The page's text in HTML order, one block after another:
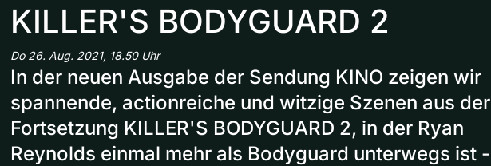
KILLER'S BODYGUARD 2
Do 26. Aug. 2021, 18.50 Uhr
In der neuen Ausgabe der Sendung KINO zeigen wir
spannende, actionreiche und witzige Szenen aus der
Fortsetzung KILLER'S BODYGUARD 2, in der Ryan
Reynolds einmal mehr als Bodyguard unterwegs ist -